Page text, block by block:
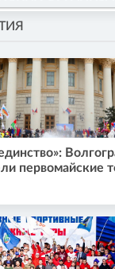
первомайские